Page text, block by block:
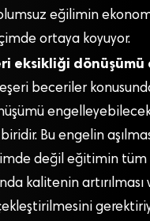
eğilimin
ortaya koyuyor.
eksikliği
beceriler
Bu engelin
değil eğitimin tüm
kalitenin artırılması